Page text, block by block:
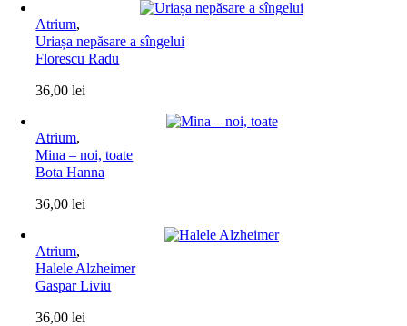
Atrium,
Uriașa nepăsare a sîngelui
Florescu Radu
36,00lei
Atrium,
Mina – noi, toate
Bota Hanna
36,00lei
Atrium,
Halele Alzheimer
Gaspar Liviu
36,00lei